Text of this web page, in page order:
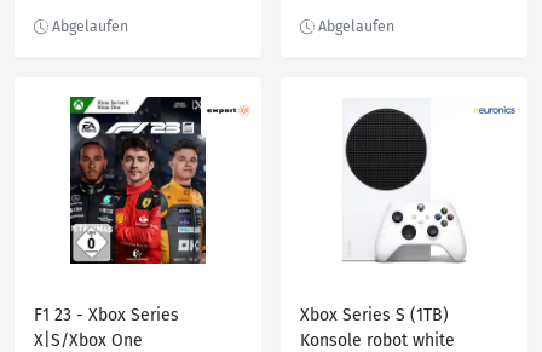
F1 23 - Xbox Series
X|S/Xbox One
Xbox Series S (1TB)
Konsole robot white